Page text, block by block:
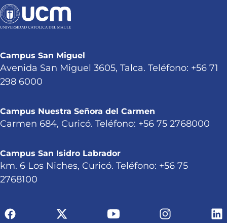
Campus San Miguel
Avenida San Miguel 3605, Talca. Teléfono: +56 71
298 6000
Campus Nuestra Señora del Carmen
Carmen 684, Curicó. Teléfono: +56 75 2768000
Campus San Isidro Labrador
km. 6 Los Niches, Curicó. Teléfono: +56 75
2768100